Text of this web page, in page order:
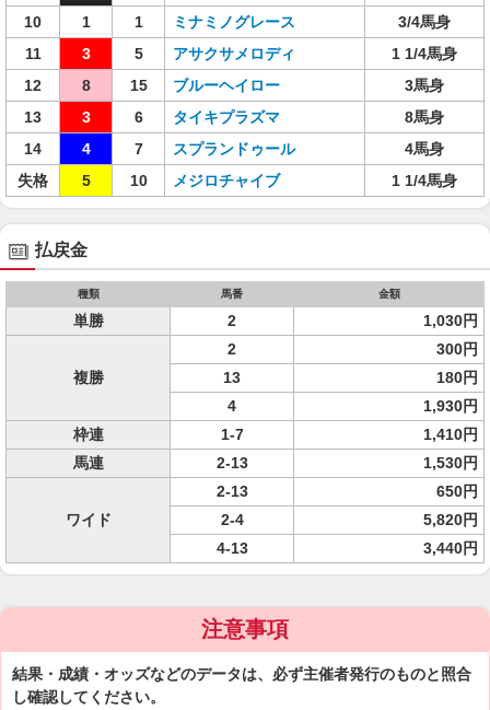
10
1 1 ミナミノグレース
3/4馬身
11
3 5 アサクサメロディ
1 1/4馬身
12
8 15 ブルーヘイロー
3馬身
13
3 6 タイキプラズマ
8馬身
14
4 7 スプランドゥール
4馬身
失格
5 10 メジロチャイブ 1 1/4馬身
払戻金
種類 馬番 金額
単勝 2 1,030円
複勝
2
300円
13
180円
4
1,930円
枠連
1-7
1,410円
馬連
2-13 1,530円
ワイド
2-13
650円
2-4
5,820円
4-13
3,440円
注意事項
結果・成績・オッズなどのデータは、必ず主催者発行のものと照合
し確認してください。